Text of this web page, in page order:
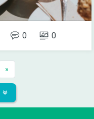
0 0
»